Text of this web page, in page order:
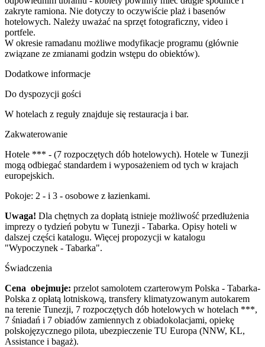
zakryte ramiona. Nie dotyczy to oczywiście plaż i basenów
hotelowych. Należy uważać na sprzęt fotograficzny, video i
portfele.
W okresie ramadanu możliwe modyfikacje programu (głównie
związane ze zmianami godzin wstępu do obiektów).
Dodatkowe informacje
Do dyspozycji gości
W hotelach z reguły znajduje się restauracja i bar.
Zakwaterowanie
Hotele *** - (7 rozpoczętych dób hotelowych). Hotele w Tunezji
mogą odbiegać standardem i wyposażeniem od tych w krajach
europejskich.
Pokoje: 2 - i 3 - osobowe z łazienkami.
Uwaga! Dla chętnych za dopłatą istnieje możliwość przedłużenia
imprezy o tydzień pobytu w Tunezji - Tabarka. Opisy hoteli w
dalszej części katalogu. Więcej propozycji w katalogu
"Wypoczynek - Tabarka".
Świadczenia
Cena obejmuje: przelot samolotem czarterowym Polska - Tabarka-
Polska z opłatą lotniskową, transfery klimatyzowanym autokarem
na terenie Tunezji, 7 rozpoczętych dób hotelowych w hotelach ***,
7 śniadań i 7 obiadów zamiennych z obiadokolacjami, opiekę
polskojęzycznego pilota, ubezpieczenie TU Europa (NNW, KL,
Assistance i bagaż).